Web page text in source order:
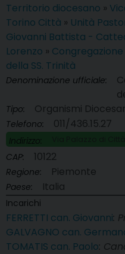
Territorio diocesano »
Torino Città » Unità
Giovanni Battista -
Lorenzo »
della SS. Trinità
Denominazione ufficiale:
Tipo: Organismi
Telefono: 011/436.15.27
Indirizzo:
CAP: 10122
Regione: Piemonte
Paese: Italia
Incarichi
FERRETTI can. Giovanni :
GALVAGNO can.
TOMATIS can. Paolo :